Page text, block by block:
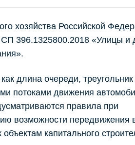
хозяйства Российской
396.1325800.2018 «Улицы и
длина очереди, треугольник
потоками движения
правила при
возможности передвижения
капитального